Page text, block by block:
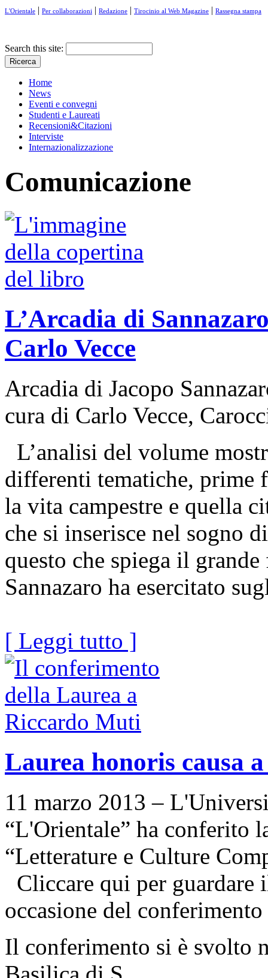
L'Orientale | Per collaborazioni | Redazione | Tirocinio al Web Magazine | Rassegna stampa
Search this site:
Home
News
Eventi e convegni
Studenti e Laureati
Recensioni&Citazioni
Interviste
Internazionalizzazione
Comunicazione
L’Arcadia di
Carlo Vecce
Arcadia di Jacopo
cura di Carlo Vecce,
L’analisi del volume
differenti tematiche, prime
la vita campestre e quella
che si inserisce nel sogno
questo che spiega il
Sannazaro ha esercitato
[ Leggi tutto ]
Laurea honoris causa
11 marzo 2013 –
“L'Orientale” ha conferito
“Letterature e Culture
Cliccare qui per
occasione del conferimento
Il conferimento si è svolto